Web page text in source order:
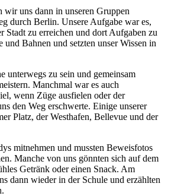
wir uns dann in unseren Gruppen
durch Berlin. Unsere Aufgabe war es,
Stadt zu erreichen und dort Aufgaben zu
und Bahnen und setzten unser Wissen in
unterwegs zu sein und gemeinsam
Manchmal war es auch
wenn Züge ausfielen oder der
den Weg erschwerte. Einige unserer
Platz, der Westhafen, Bellevue und der
mitnehmen und mussten Beweisfotos
Manche von uns gönnten sich auf dem
Getränk oder einen Snack. Am
dann wieder in der Schule und erzählten